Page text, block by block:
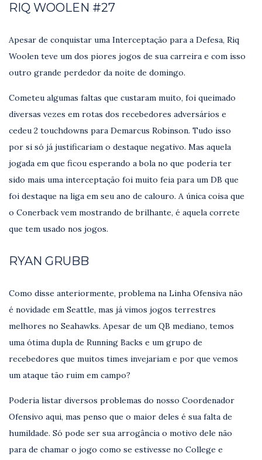
RIQ WOOLEN #27
Apesar de conquistar uma Interceptação para a Defesa, Riq
Woolen teve um dos piores jogos de sua carreira e com isso
outro grande perdedor da noite de domingo.
Cometeu algumas faltas que custaram muito, foi queimado
diversas vezes em rotas dos recebedores adversários e
cedeu 2 touchdowns para Demarcus Robinson. Tudo isso
por si só já justificariam o destaque negativo. Mas aquela
jogada em que ficou esperando a bola no que poderia ter
sido mais uma interceptação foi muito feia para um DB que
foi destaque na liga em seu ano de calouro. A única coisa que
o Conerback vem mostrando de brilhante, é aquela correte
que tem usado nos jogos.
RYAN GRUBB
Como disse anteriormente, problema na Linha Ofensiva não
é novidade em Seattle, mas já vimos jogos terrestres
melhores no Seahawks. Apesar de um QB mediano, temos
uma ótima dupla de Running Backs e um grupo de
recebedores que muitos times invejariam e por que vemos
um ataque tão ruim em campo?
Poderia listar diversos problemas do nosso Coordenador
Ofensivo aqui, mas penso que o maior deles é sua falta de
humildade. Só pode ser sua arrogância o motivo dele não
para de chamar o jogo como se estivesse no College e